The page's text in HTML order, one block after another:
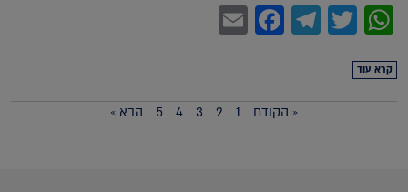
WhatsApp
Twitter
Telegram
Facebook
קרא עוד
« הקודם 1
2
3
4
5 הבא »